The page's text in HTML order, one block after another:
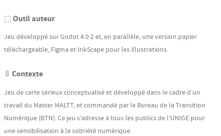
⬚ Outil auteur
Jeu développé sur Godot 4.0.2 et, en parallèle, une version papier
téléchargeable, Figma et InkScape pour les illustrations.
⇳ Contexte
Jeu de carte sérieux conceptualisé et développé dans le cadre d’un
travail du Master MALTT, et commandé par le Bureau de la Transition
Numérique (BTN). Ce jeu s’adresse à tous les publics de l’UNIGE pour
une sensibilisation à la sobriété numérique.